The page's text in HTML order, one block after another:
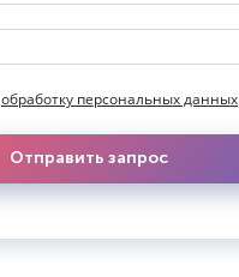
обработку персональных данных
Отправить запрос